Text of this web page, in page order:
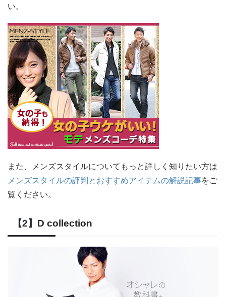
い。
また、メンズスタイルについてもっと詳しく知りたい方は
メンズスタイルの評判とおすすめアイテムの解説記事をご
覧ください。
【2】D collection